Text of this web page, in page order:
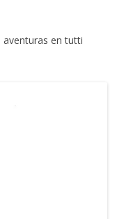
en tutti